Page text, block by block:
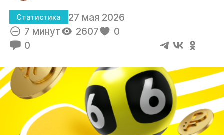
Статистика
27 мая 2026
7 минут
2607
0
0